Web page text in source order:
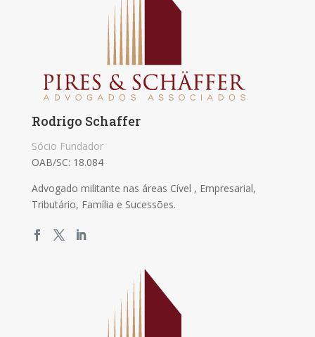
Rodrigo Schaffer
Sócio Fundador
OAB/SC: 18.084
Advogado militante nas áreas Cível , Empresarial,
Tributário, Família e Sucessões.